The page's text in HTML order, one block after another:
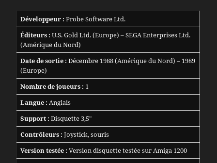
Développeur : Probe Software Ltd.
Éditeurs : U.S. Gold Ltd. (Europe) – SEGA Enterprises Ltd.
(Amérique du Nord)
Date de sortie : Décembre 1988 (Amérique du Nord) – 1989
(Europe)
Nombre de joueurs : 1
Langue : Anglais
Support : Disquette 3,5″
Contrôleurs : Joystick, souris
Version testée : Version disquette testée sur Amiga 1200